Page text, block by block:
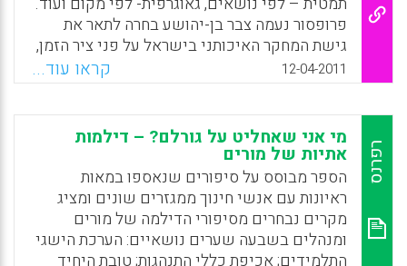
הזדהותם עם המדינה, את התרבות היהודית ואת
מידת השתלבותם בחברה הישראלית. שאלות
המחקר: שאלת המחקר המרכזית הייתה כדלקמן:
איך התלמידים הערבים תופסים את השתלבותם
חאלד, ג'יוסי וורוד ונעמה צבר-בן יהושע ).
WhatsApp
Facebook
Email
X
פרופסור נעמה צבר בן-יהושע בחרה לתאר את
גישת המחקר האיכותני בישראל על פני ציר הזמן,
המאפשר לראות תהליכים מסוימים כביטוי
לצמתים בהתפתחותו. פרופסור נעמה צבר
בן-יהושע מתארת את " המפנה הפרשני" שהתחולל
אצלה החל מסוף שנות ה-70 ואילך והתובנות שלה
שהובילו להתפתחות המשמעותית ביותר
בפרדיגמה האיכותית במערכת החינוך בישראל',
מהפך מתודלוגי ורעיוני שפרופסור נעמה צבר
בן-יהושע הנה המחולל העיקרי שלו בישראל.
WhatsApp
Facebook
Email
X
12-04-2011 קראו עוד...
רפרנס
מי אני שאחליט על גורלם? – דילמות
אתיות של מורים
הספר מבוסס על סיפורים שנאספו במאות
ראיונות עם אנשי חינוך ממגזרים שונים ומציג
מקרים נבחרים מסיפורי הדילמה של מורים
ומנהלים בשבעה שערים נושאיים: הערכת הישגי